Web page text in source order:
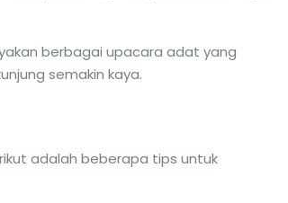
berbagai upacara adat yang
semakin kaya.
adalah beberapa tips untuk